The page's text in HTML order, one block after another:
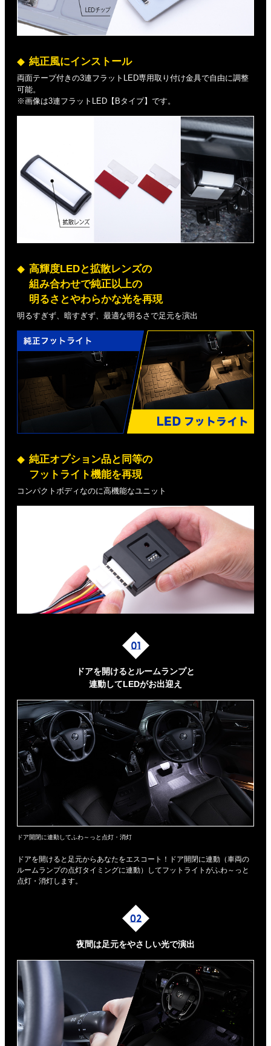
純正風にインストール
両面テープ付きの3連フラットLED専用取り付け金具で自由に調整
可能。
※画像は3連フラットLED【Bタイプ】です。
高輝度LEDと拡散レンズの
組み合わせで純正以上の
明るさとやわらかな光を再現
明るすぎず、暗すぎず、最適な明るさで足元を演出
純正オプション品と同等の
フットライト機能を再現
コンパクトボディなのに高機能なユニット
ドアを開けるとルームランプと
連動してLEDがお出迎え
ドア開閉に連動してふわ～っと点灯・消灯
ドアを開けると足元からあなたをエスコート！ドア開閉に連動（車両の
ルームランプの点灯タイミングに連動）してフットライトがふわ～っと
点灯・消灯します。
夜間は足元をやさしい光で演出